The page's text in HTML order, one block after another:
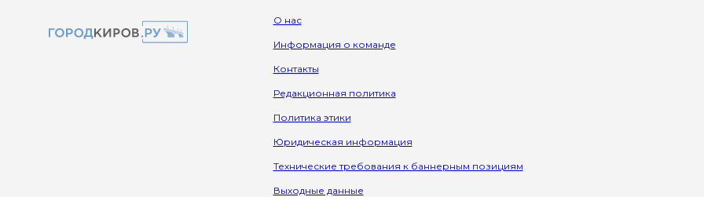
О нас
Информация о команде
Контакты
Редакционная политика
Политика этики
Юридическая информация
Технические требования к баннерным позициям
Выходные данные